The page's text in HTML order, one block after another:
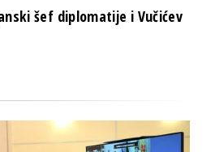
šef diplomatije i Vučićev